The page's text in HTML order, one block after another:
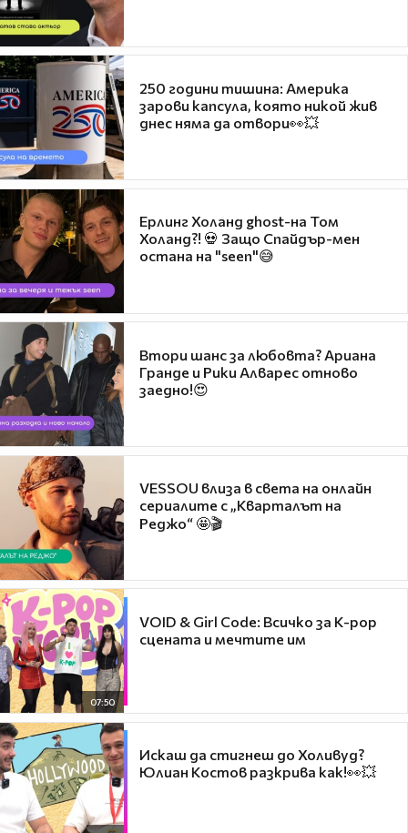
250 години тишина: Америка
зарови капсула, която никой жив
днес няма да отвори👀💥
Ерлинг Холанд ghost-на Том
Холанд?! 💀 Защо Спайдър-мен
остана на "seen"😅
Втори шанс за любовта? Ариана
Гранде и Рики Алварес отново
заедно!😍
VESSOU влиза в света на онлайн
сериалите с „Кварталът на
Реджо“ 🤩🎬
07:50
VOID & Girl Code: Всичко за K-pop
сцената и мечтите им
Искаш да стигнеш до Холивуд?
Юлиан Костов разкрива как!👀💥